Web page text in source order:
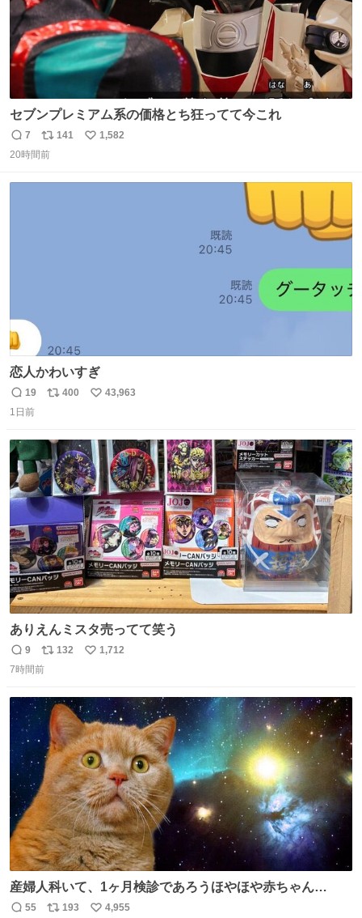
セブンプレミアム系の価格とち狂ってて今これ
返
信
7
リ
ポ
141
い
1,582
20時間前
恋人かわいすぎ
返
信
19
リ
ト
数
400
い
数
43,963
1日前
ありえんミスタ売ってて笑う
返
信
9
リ
ポ
ト
数
132
い
数
1,712
7時間前
産婦人科いて、1ヶ月検診であろうほやほや赤ちゃん👩‍🍼
と推定2,3歳の女の子👧🏻をワンオペで連れてるママがいる
返
55
リ
193
い
4,955